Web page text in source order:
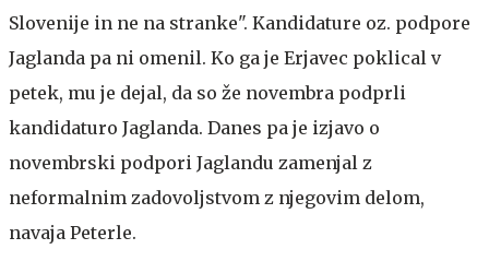
Slovenije in ne na stranke". Kandidature oz. podpore
Jaglanda pa ni omenil. Ko ga je Erjavec poklical v
petek, mu je dejal, da so že novembra podprli
kandidaturo Jaglanda. Danes pa je izjavo o
novembrski podpori Jaglandu zamenjal z
neformalnim zadovoljstvom z njegovim delom,
navaja Peterle.